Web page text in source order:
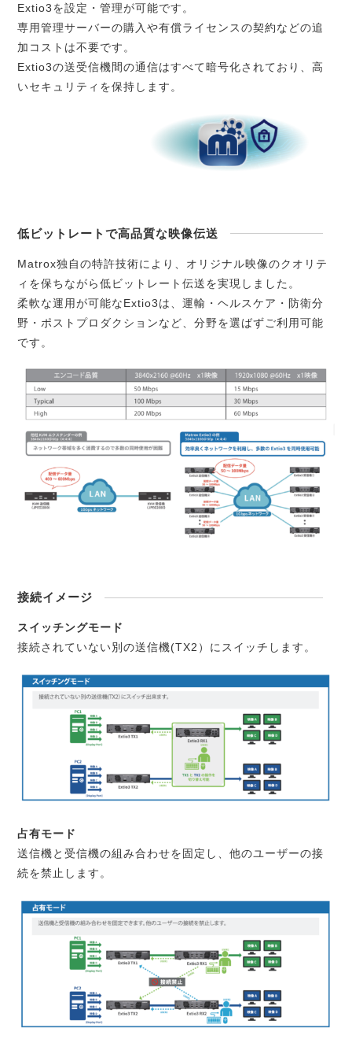
Extio3を設定・管理が可能です。
専用管理サーバーの購入や有償ライセンスの契約などの追
加コストは不要です。
Extio3の送受信機間の通信はすべて暗号化されており、高
いセキュリティを保持します。
低ビットレートで高品質な映像伝送
Matrox独自の特許技術により、オリジナル映像のクオリテ
ィを保ちながら低ビットレート伝送を実現しました。
柔軟な運用が可能なExtio3は、運輸・ヘルスケア・防衛分
野・ポストプロダクションなど、分野を選ばずご利用可能
です。
接続イメージ
スイッチングモード
接続されていない別の送信機(TX2）にスイッチします。
占有モード
送信機と受信機の組み合わせを固定し、他のユーザーの接
続を禁止します。